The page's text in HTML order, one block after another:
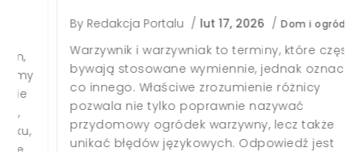
Redakcja Portalu / lut 17, 2026 / Dom i ogród
Warzywnik i warzywniak to terminy, które często
bywają stosowane wymiennie, jednak oznaczają
co innego. Właściwe zrozumienie różnicy
pozwala nie tylko poprawnie nazywać
przydomowy ogródek warzywny, lecz także
unikać błędów językowych. Odpowiedź jest